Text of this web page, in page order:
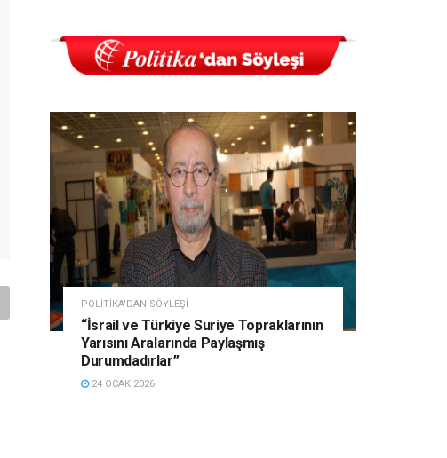
POLITIKA'DAN SÖYLEŞI
“İsrail ve Türkiye Suriye Topraklarının
Yarısını Aralarında Paylaşmış
Durumdadırlar”
24 OCAK 2026